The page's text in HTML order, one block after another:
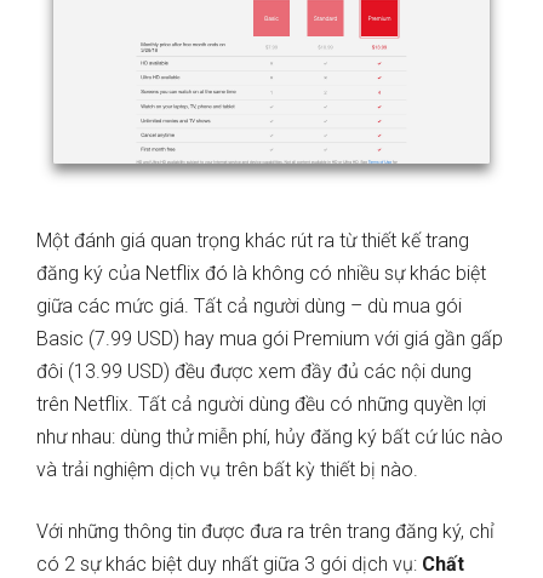
Một đánh giá quan trọng khác rút ra từ thiết kế trang
đăng ký của Netflix đó là không có nhiều sự khác biệt
giữa các mức giá. Tất cả người dùng – dù mua gói
Basic (7.99 USD) hay mua gói Premium với giá gần gấp
đôi (13.99 USD) đều được xem đầy đủ các nội dung
trên Netflix. Tất cả người dùng đều có những quyền lợi
như nhau: dùng thử miễn phí, hủy đăng ký bất cứ lúc nào
và trải nghiệm dịch vụ trên bất kỳ thiết bị nào.
Với những thông tin được đưa ra trên trang đăng ký, chỉ
có 2 sự khác biệt duy nhất giữa 3 gói dịch vụ: Chất